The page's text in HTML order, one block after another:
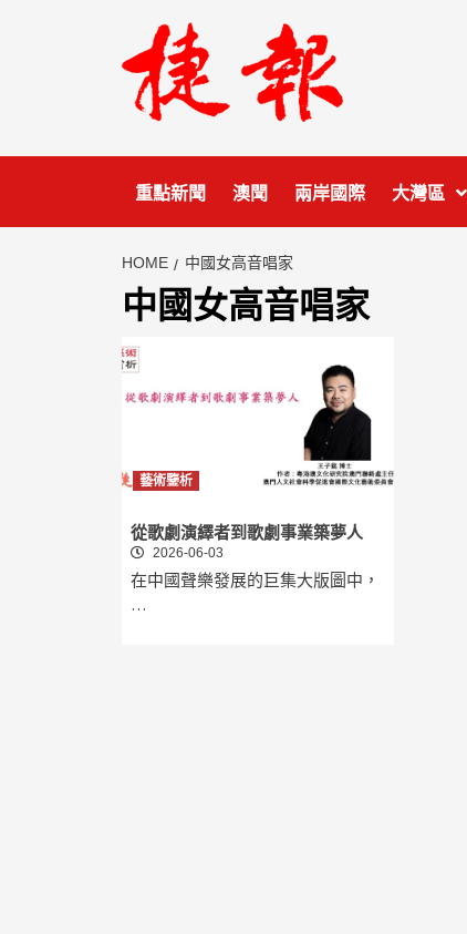
重點新聞 澳聞 兩岸國際 大灣區
HOME 中國女高音唱家
中國女高音唱家
藝術鑒析
從歌劇演繹者到歌劇事業築夢人
2026-06-03
在中國聲樂發展的巨集大版圖中，
…